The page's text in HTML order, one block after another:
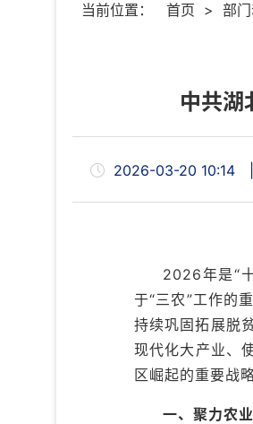
当前位置： 首页 > 部
中共湖
2026-03-20 10:14
2026年是“
于“三农”工作的
持续巩固拓展脱
现代化大产业、
区崛起的重要战
一、聚力农